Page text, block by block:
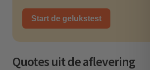
Start de gelukstest
Quotes uit de aflevering